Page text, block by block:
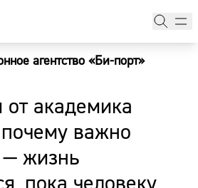
агентство «Би-порт»
академика
важно
— жизнь